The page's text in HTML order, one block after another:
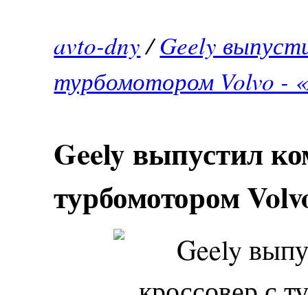
avto-dny/Geely
турбомотором Volvo -
Geely выпустил
турбомотором